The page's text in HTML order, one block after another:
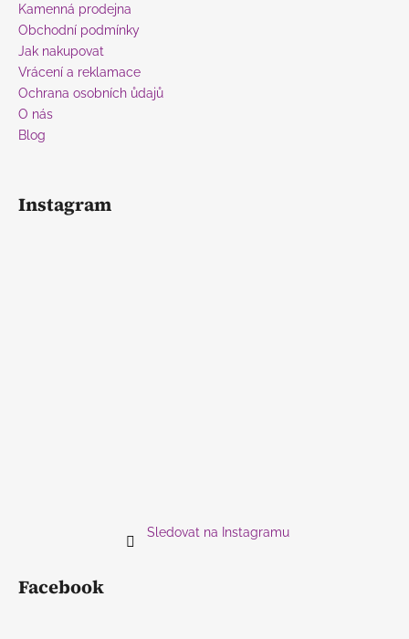
Kamenná prodejna
Obchodní podmínky
Jak nakupovat
Vrácení a reklamace
Ochrana osobních ůdajů
O nás
Blog
Instagram
Sledovat na Instagramu
Facebook